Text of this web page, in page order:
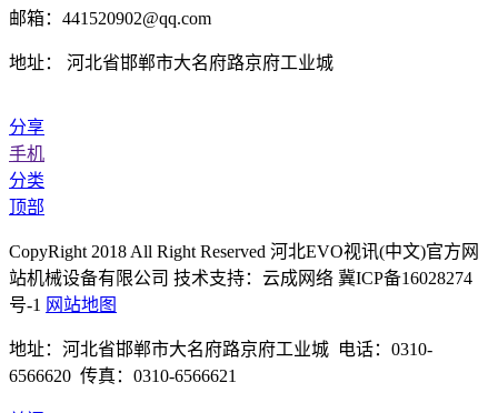
邮箱：441520902@qq.com
地址： 河北省邯郸市大名府路京府工业城
分享
手机
分类
顶部
CopyRight 2018 All Right Reserved 河北EVO视讯(中文)官方网
站机械设备有限公司 技术支持：云成网络 冀ICP备16028274
号-1 网站地图
地址：河北省邯郸市大名府路京府工业城 电话：0310-
6566620 传真：0310-6566621